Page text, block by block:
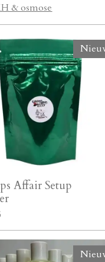
& osmose
Affair Setup